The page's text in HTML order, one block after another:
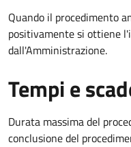
Quando il procedimento
positivamente si ottiene
dall'Amministrazione.
Tempi e
Durata massima del
conclusione del